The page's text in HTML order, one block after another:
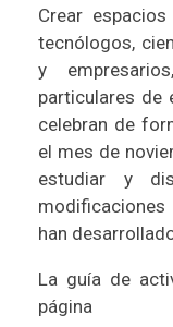
Crear
tecnólogos,
y
particulares de
celebran de
el mes de
estudiar y
han
La guía de